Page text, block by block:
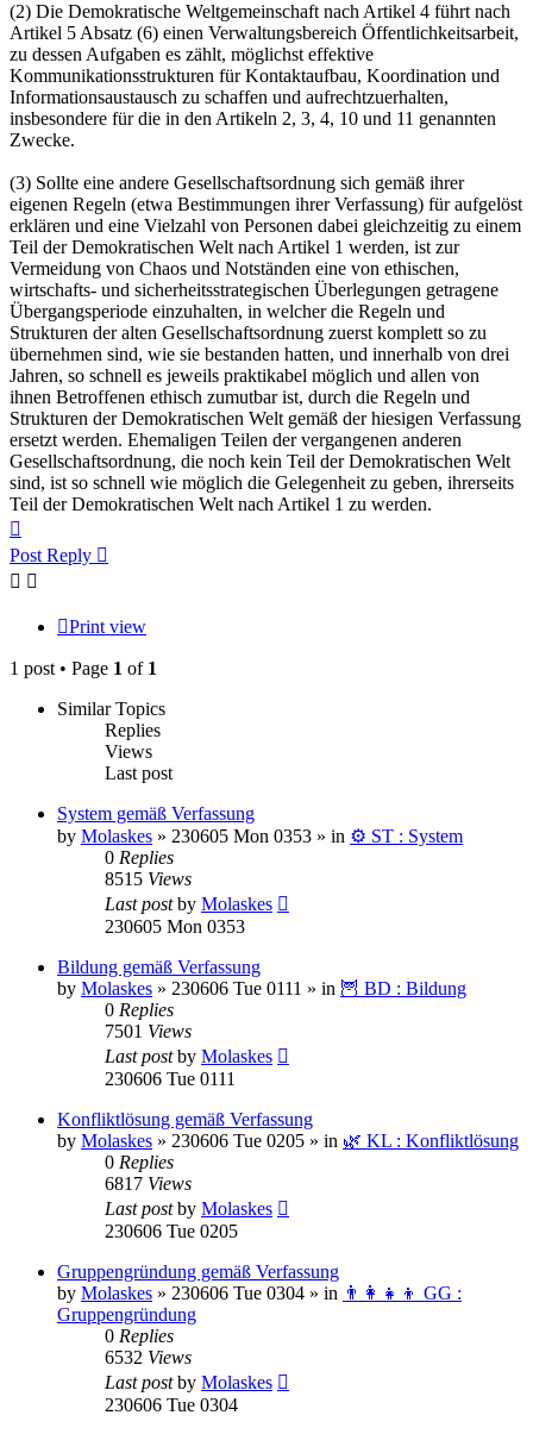
(2) Die Demokratische Weltgemeinschaft nach Artikel 4 führt nach
Artikel 5 Absatz (6) einen Verwaltungsbereich Öffentlichkeitsarbeit,
zu dessen Aufgaben es zählt, möglichst effektive
Kommunikationsstrukturen für Kontaktaufbau, Koordination und
Informationsaustausch zu schaffen und aufrechtzuerhalten,
insbesondere für die in den Artikeln 2, 3, 4, 10 und 11 genannten
Zwecke.
(3) Sollte eine andere Gesellschaftsordnung sich gemäß ihrer
eigenen Regeln (etwa Bestimmungen ihrer Verfassung) für aufgelöst
erklären und eine Vielzahl von Personen dabei gleichzeitig zu einem
Teil der Demokratischen Welt nach Artikel 1 werden, ist zur
Vermeidung von Chaos und Notständen eine von ethischen,
wirtschafts- und sicherheitsstrategischen Überlegungen getragene
Übergangsperiode einzuhalten, in welcher die Regeln und
Strukturen der alten Gesellschaftsordnung zuerst komplett so zu
übernehmen sind, wie sie bestanden hatten, und innerhalb von drei
Jahren, so schnell es jeweils praktikabel möglich und allen von
ihnen Betroffenen ethisch zumutbar ist, durch die Regeln und
Strukturen der Demokratischen Welt gemäß der hiesigen Verfassung
ersetzt werden. Ehemaligen Teilen der vergangenen anderen
Gesellschaftsordnung, die noch kein Teil der Demokratischen Welt
sind, ist so schnell wie möglich die Gelegenheit zu geben, ihrerseits
Teil der Demokratischen Welt nach Artikel 1 zu werden.
Post Reply
Print view
1 post • Page 1 of 1
Similar Topics
Replies
Views
Last post
System gemäß Verfassung
by Molaskes » 230605 Mon 0353 » in ⚙️ ST : System
0 Replies
8515 Views
Last postby Molaskes
230605 Mon 0353
Bildung gemäß Verfassung
by Molaskes » 230606 Tue 0111 » in 🦉 BD : Bildung
0 Replies
7501 Views
Last postby Molaskes
230606 Tue 0111
Konfliktlösung gemäß Verfassung
by Molaskes » 230606 Tue 0205 » in 🌿 KL : Konfliktlösung
0 Replies
6817 Views
Last postby Molaskes
230606 Tue 0205
Gruppengründung gemäß Verfassung
by Molaskes » 230606 Tue 0304 » in 👨‍👩‍👧‍👦 GG :
Gruppengründung
0 Replies
6532 Views
Last postby Molaskes
230606 Tue 0304